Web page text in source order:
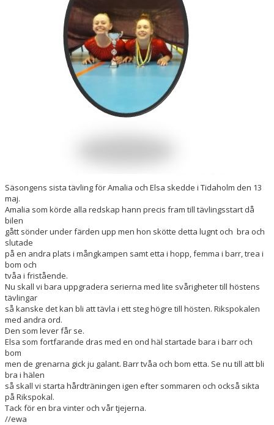
HALLSCHEMA VT2026
Säsongens sista tävling för Amalia och Elsa skedde i Tidaholm den 13
maj.
Amalia som körde alla redskap hann precis fram till tävlingsstart då
bilen
gått sönder under färden upp men hon skötte detta lugnt och bra och
slutade
på en andra plats i mångkampen samt etta i hopp, femma i barr, trea i
bom och
tvåa i fristående.
Nu skall vi bara uppgradera serierna med lite svårigheter till höstens
tävlingar
så kanske det kan bli att tävla i ett steg högre till hösten. Rikspokalen
med andra ord.
Den som lever får se.
Elsa som fortfarande dras med en ond häl startade bara i barr och
bom
men de grenarna gick ju galant. Barr tvåa och bom etta. Se nu till att bli
bra i hälen
så skall vi starta hårdträningen igen efter sommaren och också sikta
på Rikspokal.
Tack för en bra vinter och vår tjejerna.
//ewa